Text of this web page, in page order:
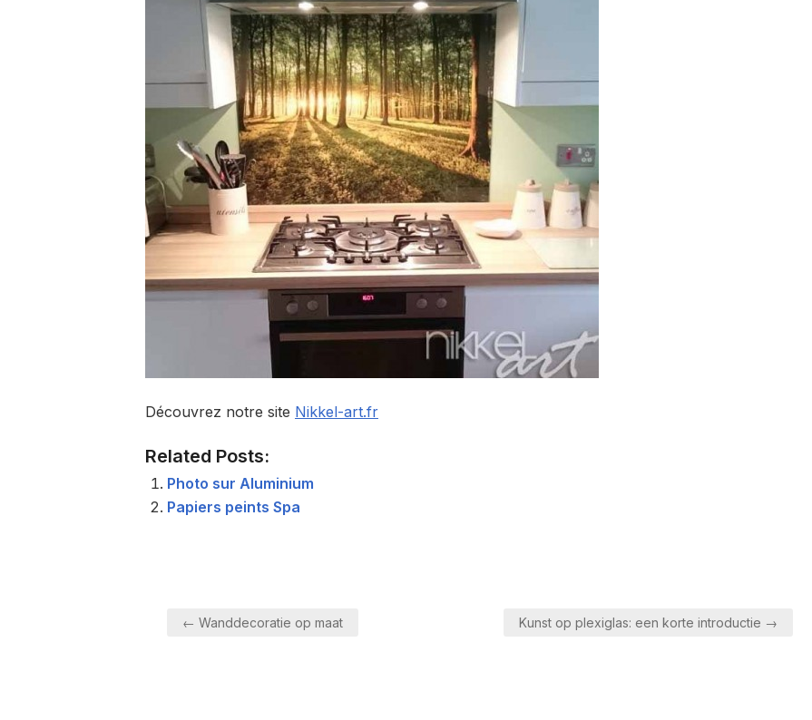
Découvrez notre site Nikkel-art.fr
Related Posts:
Photo sur Aluminium
Papiers peints Spa
Berichtnavigatie
← Wanddecoratie op maat Kunst op plexiglas: een korte introductie →